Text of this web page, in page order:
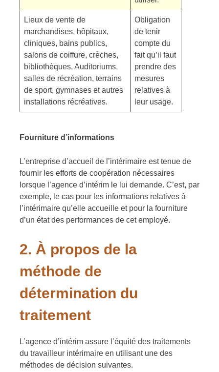
Lieux de vente de
marchandises, hôpitaux,
cliniques, bains publics,
salons de coiffure, crèches,
bibliothèques, Auditoriums,
salles de récréation, terrains
de sport, gymnases et autres
installations récréatives.
Obligation
de tenir
compte du
fait qu’il faut
prendre des
mesures
relatives à
leur usage.
Fourniture d’informations
L’entreprise d’accueil de l’intérimaire est tenue de
fournir les efforts de coopération nécessaires
lorsque l’agence d’intérim le lui demande. C’est, par
exemple, le cas pour les informations relatives à
l’intérimaire qu’elle accueille et pour la fourniture
d’un état des performances de cet employé.
2. À propos de la
méthode de
détermination du
traitement
L’agence d’intérim assure l’équité des traitements
du travailleur intérimaire en utilisant une des
méthodes de décision suivantes.